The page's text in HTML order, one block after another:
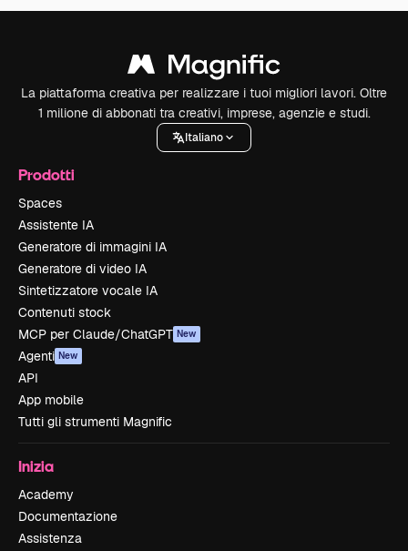
La piattaforma creativa per realizzare i tuoi migliori lavori. Oltre
1 milione di abbonati tra creativi, imprese, agenzie e studi.
Italiano
Prodotti
Spaces
Assistente IA
Generatore di immagini IA
Generatore di video IA
Sintetizzatore vocale IA
Contenuti stock
MCP per Claude/ChatGPT New
Agenti New
API
App mobile
Tutti gli strumenti Magnific
Inizia
Academy
Documentazione
Assistenza